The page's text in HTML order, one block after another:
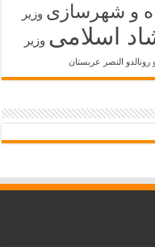
و شهرسازی وزیر
اسلامی وزیر
رونالدو النصر عربستان